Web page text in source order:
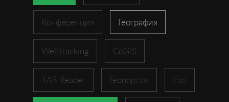
Конференция География
WellTracking CoGIS
TAB Reader Геопортал Esri